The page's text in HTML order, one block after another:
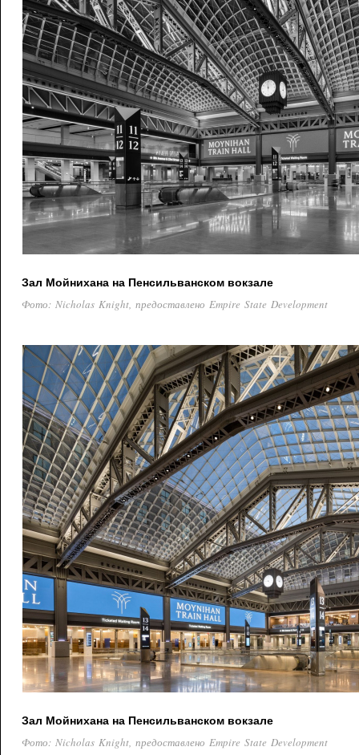
Зал Мойнихана на Пенсильванском вокзале
Фото: Nicholas Knight, предоставлено Empire State Development
Зал Мойнихана на Пенсильванском вокзале
Фото: Nicholas Knight, предоставлено Empire State Development